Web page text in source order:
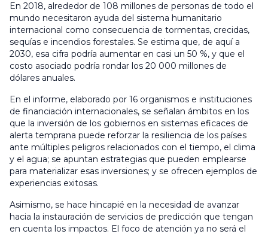
En 2018, alrededor de 108 millones de personas de todo el
mundo necesitaron ayuda del sistema humanitario
internacional como consecuencia de tormentas, crecidas,
sequías e incendios forestales. Se estima que, de aquí a
2030, esa cifra podría aumentar en casi un 50 %, y que el
costo asociado podría rondar los 20 000 millones de
dólares anuales.
En el informe, elaborado por 16 organismos e instituciones
de financiación internacionales, se señalan ámbitos en los
que la inversión de los gobiernos en sistemas eficaces de
alerta temprana puede reforzar la resiliencia de los países
ante múltiples peligros relacionados con el tiempo, el clima
y el agua; se apuntan estrategias que pueden emplearse
para materializar esas inversiones; y se ofrecen ejemplos de
experiencias exitosas.
Asimismo, se hace hincapié en la necesidad de avanzar
hacia la instauración de servicios de predicción que tengan
en cuenta los impactos. El foco de atención ya no será el